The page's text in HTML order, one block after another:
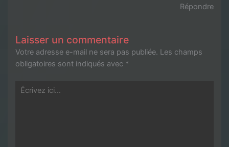
Répondre
Laisser un commentaire
Votre adresse e-mail ne sera pas publiée. Les champs
obligatoires sont indiqués avec *
Écrivez